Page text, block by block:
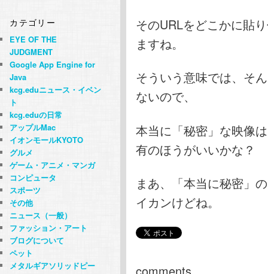
そのURLをどこかに貼
ますね。
そういう意味では、そ
ないので、
本当に「秘密」な映像
有のほうがいいかな？
まあ、「本当に秘密」
イカンけどね。
comments
カテゴリー
EYE OF THE
JUDGMENT
Google App Engine for
Java
kcg.eduニュース・イベン
ト
kcg.eduの日常
アップルMac
イオンモールKYOTO
グルメ
ゲーム・アニメ・マンガ
コンピュータ
スポーツ
その他
ニュース（一般）
ファッション・アート
ブログについて
ペット
メタルギアソリッドピー